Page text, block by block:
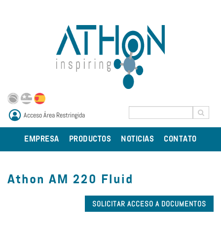
Acceso Área Restringida
EMPRESA PRODUCTOS NOTICIAS CONTATO
Athon AM 220 Fluid
SOLICITAR ACCESO A DOCUMENTOS